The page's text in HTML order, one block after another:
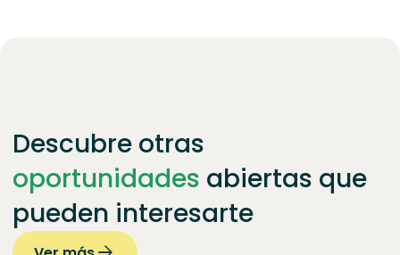
Descubre otras
oportunidades abiertas que
pueden interesarte